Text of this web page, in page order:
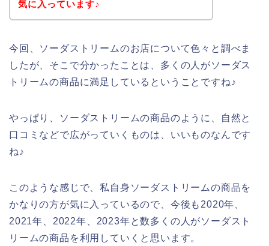
気に入っています♪
今回、ソーダストリームのお店について色々と調べま
したが、そこで分かったことは、多くの人がソーダス
トリームの商品に満足しているということですね♪
やっぱり、ソーダストリームの商品のように、自然と
口コミなどで広がっていくものは、いいものなんです
ね♪
このような感じで、私自身ソーダストリームの商品を
かなりの方が気に入っているので、今後も2020年、
2021年、2022年、2023年と数多くの人がソーダスト
リームの商品を利用していくと思います。